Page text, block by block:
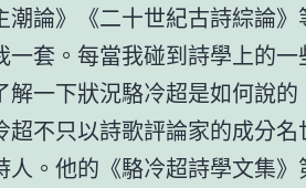
潮論》《二十世紀古詩綜論
一套。每當我碰到詩學上的
解一下狀況駱冷超是如何說的
超不只以詩歌評論家的成分
。他的《駱冷超詩學文集》